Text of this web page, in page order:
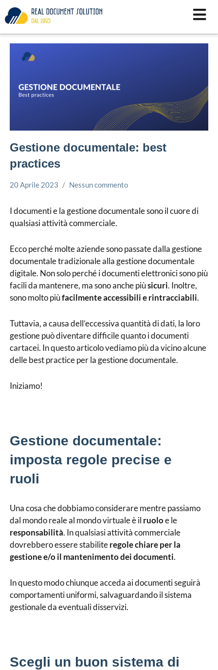
al
Gestione documentale: best
practices
Gestione
20 Aprile 2023
Simone
Nessun commento
I documenti e la gestione documentale sono il cuore di
qualsiasi attività commerciale.
Ecco perché molte aziende sono passate dalla gestione
documentale tradizionale alla gestione documentale
digitale. Non solo perché i documenti elettronici sono più
facili da mantenere, ma sono anche piùsicuri. Inoltre,
sono molto piùfacilmente accessibili e rintracciabili.
Tuttavia, a causa dell’eccessiva quantità di dati, la loro
gestione può diventare difficile quanto i documenti
cartacei. In questo articolo vediamo più da vicino alcune
delle best practice per la gestione documentale.
Iniziamo!
Gestione documentale:
imposta regole precise e
ruoli
Una cosa che dobbiamo considerare mentre passiamo
dal mondo reale al mondo virtuale è il ruoloe le
responsabilità. In qualsiasi attività commerciale
dovrebbero essere stabiliteregole chiare per la
gestione e/o il mantenimento dei documenti.
In questo modo chiunque acceda ai documenti seguirà
comportamenti uniformi, salvaguardando il sistema
gestionale da eventuali disservizi.
Scegli un buon sistema di